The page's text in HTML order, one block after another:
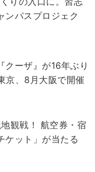
ンパスプロジェク
クーザ』が16年ぶり
、8月大阪で開催
観戦！ 航空券・宿
ケット」が当たる